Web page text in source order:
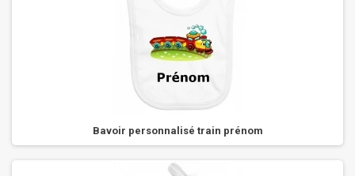
Bavoir personnalisé train prénom